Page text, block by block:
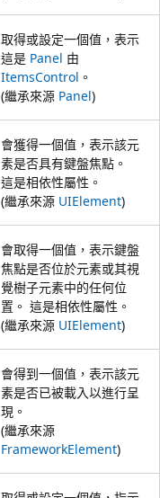
取得或設定一個值，表示
這是 Panel 由
ItemsControl 。
(繼承來源 Panel)
會獲得一個值，表示該元
素是否具有鍵盤焦點。
這是相依性屬性。
(繼承來源 UIElement)
會取得一個值，表示鍵盤
焦點是否位於元素或其視
覺樹子元素中的任何位
置。 這是相依性屬性。
(繼承來源 UIElement)
會得到一個值，表示該元
素是否已被載入以進行呈
現。
(繼承來源
FrameworkElement)